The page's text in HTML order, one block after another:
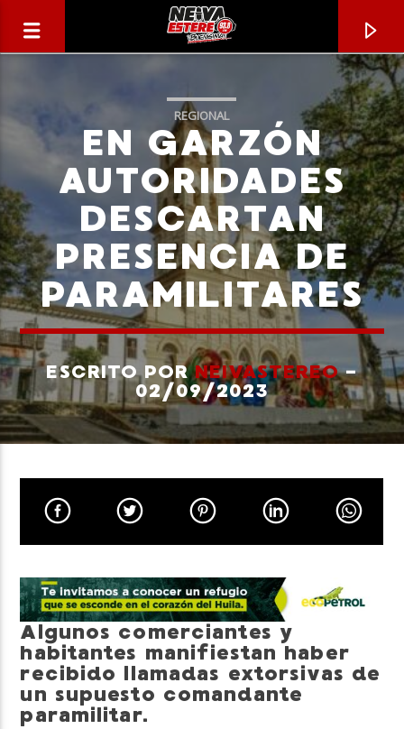
CANCIÓN ACTUAL
TÍTULO
ARTISTA
Neiva Estereo
REGIONAL
EN GARZÓN
AUTORIDADES
DESCARTAN
PRESENCIA DE
PARAMILITARES
ESCRITO PORNEIVASTEREO-
02/09/2023
Algunos comerciantes y
habitantes manifiestan haber
recibido llamadas extorsivas de
un supuesto comandante
paramilitar.